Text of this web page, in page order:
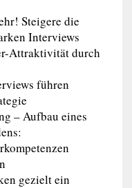
Steigere die
Interviews
Attraktivität durch
führen
– Aufbau eines
gezielt ein